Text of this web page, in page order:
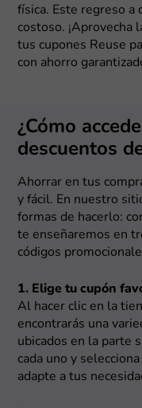
física. Este regreso a
costoso. ¡Aprovecha
tus cupones Reuse
con ahorro
¿Cómo
descuentos
Ahorrar en tus
y fácil. En nuestro
formas de hacerlo:
te enseñaremos en
códigos
1. Elige tu cupón
Al hacer clic en la
encontrarás una
ubicados en la parte
cada uno y
adapte a tus